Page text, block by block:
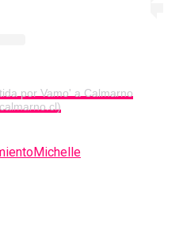
por Vamo' a Calmarno
Michelle